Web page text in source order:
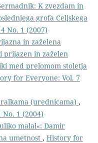
K zvezdam in
grofa Celjskega
No. 1 (2007)
in zaželena
prijazen in zaželen
med prelomom stoletja
for Everyone: Vol. 7
(urednicama) ,
1 (2004)
malal«: Damir
umetnost , History for